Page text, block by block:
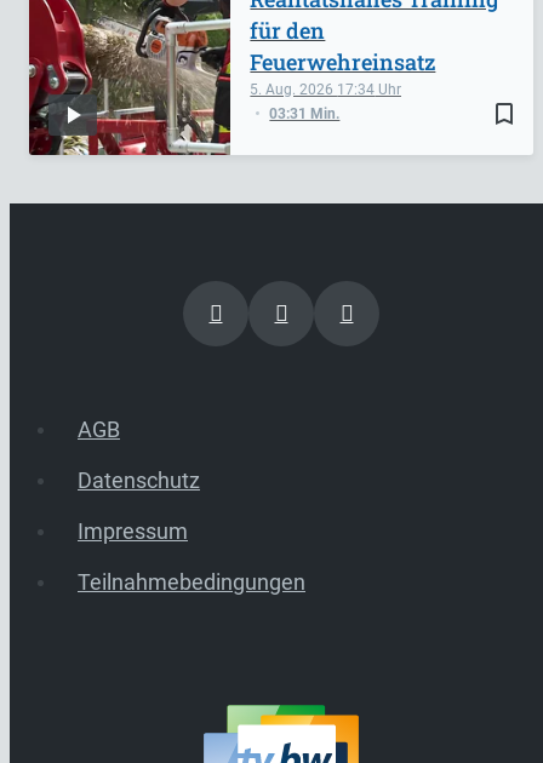
bookmark_border
5. Aug. 2026 17:34
03:31 Min.
für den
Feuerwehreinsatz
AGB
Datenschutz
Impressum
Teilnahmebedingungen